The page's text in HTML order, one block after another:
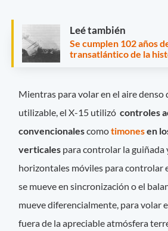
Leé también
Se cumplen 102 años
transatlántico de la
Mientras para volar en el aire denso
utilizable, el X-15 utilizócontroles
convencionalescomotimonesen
verticales para controlar la guiñada
horizontales móviles para controlar
se mueve en sincronización o el
mueve diferencialmente, para volar
fuera de la apreciable atmósfera